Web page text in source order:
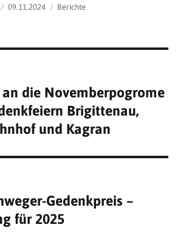
Veröffentlicht
09.11.2024 Kategorien
Berichte
an die Novemberpogrome
Brigittenau,
und Kagran
Gedenkpreis –
für 2025